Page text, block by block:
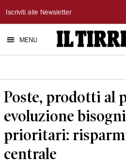
Il
Tirreno
Iscriviti alle Newsletter
MENU
Poste, prodotti al
evoluzione
prioritari:
centrale